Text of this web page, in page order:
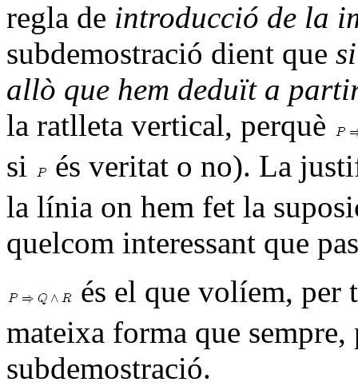
regla de introducció de la
subdemostració dient que
allò que hem deduït a
la ratlleta vertical, perquè
si
és veritat o no). La
la línia on hem fet la
quelcom interessant que
és el que volíem, per
mateixa forma que
subdemostració.